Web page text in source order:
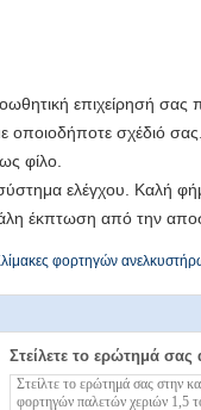
επιχείρησή σας
σχέδιό σας.
φίλο.
ελέγχου. Καλή
έκπτωση από την
φορτηγών
Στείλετε το ερώτημά σας